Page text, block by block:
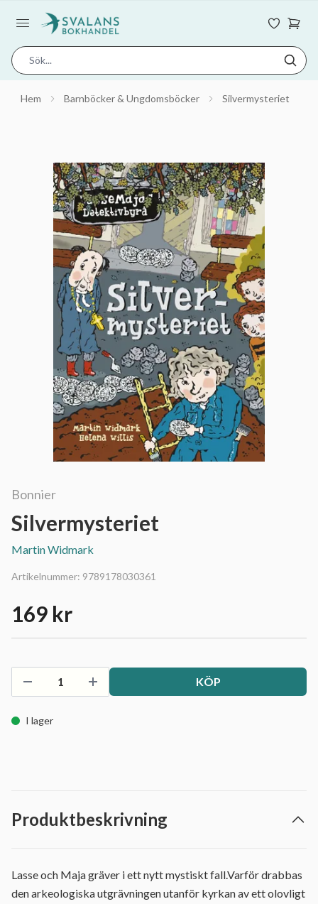
Hem Barnböcker & Ungdomsböcker Silvermysteriet
Bonnier
Silvermysteriet
Martin Widmark
Artikelnummer: 9789178030361
169 kr
KÖP
I lager
Produktbeskrivning
Lasse och Maja gräver i ett nytt mystiskt fall.Varför drabbas
den arkeologiska utgrävningen utanför kyrkan av ett olovligt